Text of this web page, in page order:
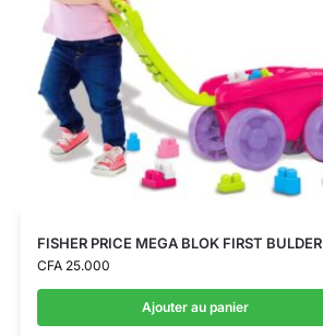
FISHER PRICE MEGA BLOK FIRST BULDER
CFA25.000
Ajouter au panier